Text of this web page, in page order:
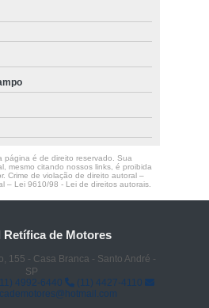
página é de direito reservado. Sua
mesmo citando nossos links, é proibida
Crime de violação de direito autoral –
– Lei 9610/98 - Lei de direitos autorais.
Retífica de Motores
155 - Casa Branca - Santo André -
SP
4992-6440
(11) 4427-4110